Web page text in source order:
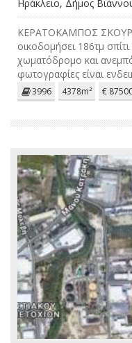
Ηράκλειο, Δήμος
ΚΕΡΑΤΟΚΑΜΠΟΣ
οικοδομήσει 186τμ
χωματόδρομο και
φωτογραφίες είναι
3996 4378m² €